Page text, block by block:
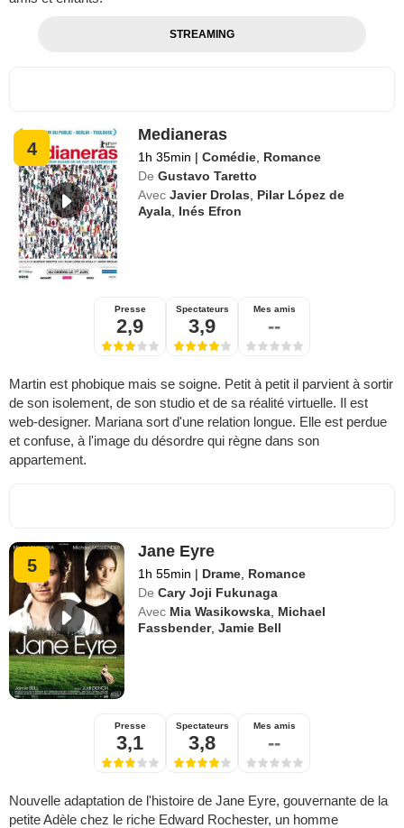
STREAMING
4
Medianeras
1h 35min | Comédie Romance
De Gustavo Taretto
Avec Javier Drolas
Pilar López de
Ayala Inés Efron
Presse
2,9
Spectateurs
3,9
Mes amis
--
Martin est phobique mais se soigne. Petit à petit il parvient à sortir
de son isolement, de son studio et de sa réalité virtuelle. Il est
web-designer. Mariana sort d'une relation longue. Elle est perdue
et confuse, à l'image du désordre qui règne dans son
appartement.
5
Jane Eyre
1h 55min | Drame Romance
De Cary Joji Fukunaga
Avec Mia Wasikowska Michael
Fassbender,Jamie Bell
Presse
3,1
Spectateurs
3,8
Mes amis
--
Nouvelle adaptation de l'histoire de Jane Eyre, gouvernante de la
petite Adèle chez le riche Edward Rochester, un homme